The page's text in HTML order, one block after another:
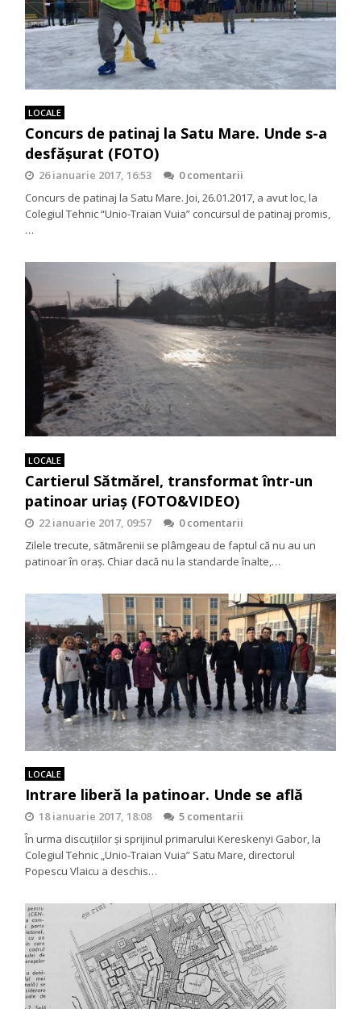
LOCALE
Concurs de patinaj la Satu Mare. Unde s-a
desfășurat (FOTO)
26 ianuarie 2017, 16:53
0 comentarii
Concurs de patinaj la Satu Mare. Joi, 26.01.2017, a avut loc, la
Colegiul Tehnic “Unio-Traian Vuia” concursul de patinaj promis,
…
LOCALE
Cartierul Sătmărel, transformat într-un
patinoar uriaș (FOTO&VIDEO)
22 ianuarie 2017, 09:57
0 comentarii
Zilele trecute, sătmărenii se plâmgeau de faptul că nu au un
patinoar în oraș. Chiar dacă nu la standarde înalte,…
LOCALE
Intrare liberă la patinoar. Unde se află
18 ianuarie 2017, 18:08
5 comentarii
În urma discuţiilor şi sprijinul primarului Kereskenyi Gabor, la
Colegiul Tehnic „Unio-Traian Vuia” Satu Mare, directorul
Popescu Vlaicu a deschis…